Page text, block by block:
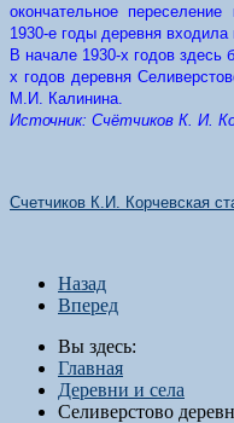
окончательное
1930-е годы деревня входила
В начале 1930-х годов
х годов деревня
М.И. Калинина.
Источник: Счётчиков К. И.
Счетчиков К.И. Корчевская
Назад
Вперед
Вы здесь:
Главная
Деревни и села
Селиверстово